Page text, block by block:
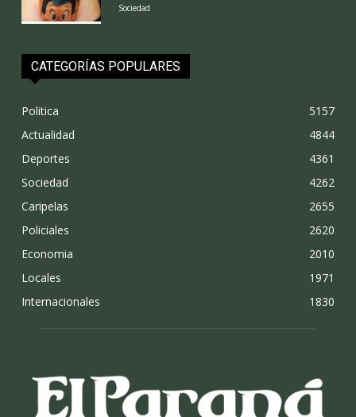
Sociedad
CATEGORÍAS POPULARES
Politica
5157
Actualidad
4844
Deportes
4361
Sociedad
4262
Caripelas
2655
Policiales
2620
Economia
2010
Locales
1971
Internacionales
1830